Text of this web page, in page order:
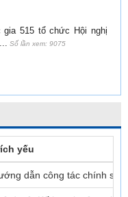
gia 515 tổ chức Hội nghị
Số lần xem: 9075
yếu
dẫn công tác chính